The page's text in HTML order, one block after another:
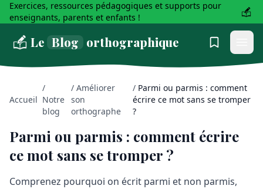
Exercices, ressources pédagogiques et supports pour
enseignants, parents et enfants !
Le Blog orthographique
Accueil
/
Notre
blog
/ Améliorer
son
orthographe
/ Parmi ou parmis : comment
écrire ce mot sans se tromper
?
Parmi ou parmis : comment écrire
ce mot sans se tromper ?
Comprenez pourquoi on écrit parmi et non parmis,